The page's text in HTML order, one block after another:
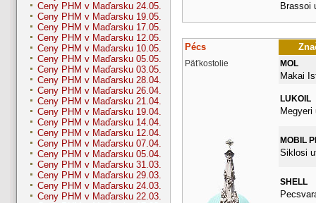
Ceny PHM v Maďarsku 24.05.
Ceny PHM v Maďarsku 19.05.
Ceny PHM v Maďarsku 17.05.
Ceny PHM v Maďarsku 12.05.
Ceny PHM v Maďarsku 10.05.
Ceny PHM v Maďarsku 05.05.
Ceny PHM v Maďarsku 03.05.
Ceny PHM v Maďarsku 28.04.
Ceny PHM v Maďarsku 26.04.
Ceny PHM v Maďarsku 21.04.
Ceny PHM v Maďarsku 19.04.
Ceny PHM v Maďarsku 14.04.
Ceny PHM v Maďarsku 12.04.
Ceny PHM v Maďarsku 07.04.
Ceny PHM v Maďarsku 05.04.
Ceny PHM v Maďarsku 31.03.
Ceny PHM v Maďarsku 29.03.
Ceny PHM v Maďarsku 24.03.
Ceny PHM v Maďarsku 22.03.
Brassoi
Pécs
Päťkostolie MOL
Makai
LUKOIL
Megyeri
MOBIL
Siklosi
SHELL